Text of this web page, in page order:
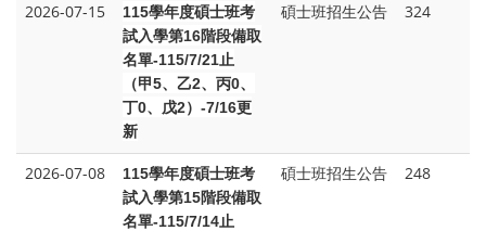
2026-07-15 115學年度碩士班考
試入學第16階段備取
名單-115/7/21止
（甲5、乙2、丙0、
丁0、戊2）-7/16更
新
碩士班招生公告 324
2026-07-08 115學年度碩士班考
試入學第15階段備取
名單-115/7/14止
碩士班招生公告 248